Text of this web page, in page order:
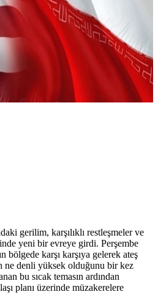
gerilim, karşılıklı restleşmeler ve
yeni bir evreye girdi. Perşembe
bölgede karşı karşıya gelerek ateş
ne denli yüksek olduğunu bir kez
bu sıcak temasın ardından
planı üzerinde müzakerelere